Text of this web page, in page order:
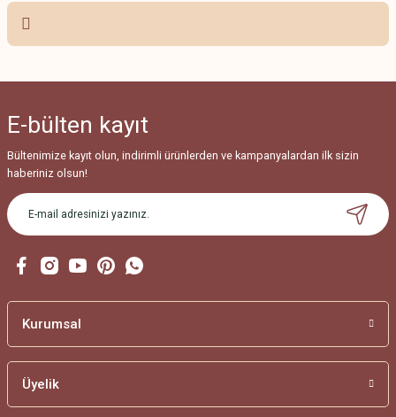
Ürün fiyatı diğer sitelerden daha pahalı.
Bu ürüne benzer farklı alternatifler olmalı.
E-bülten kayıt
Bültenimize kayıt olun, indirimli ürünlerden ve kampanyalardan ilk sizin
haberiniz olsun!
Kurumsal
Üyelik